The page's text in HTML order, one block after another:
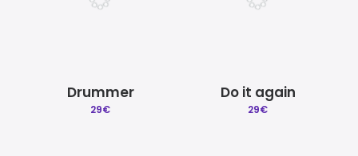
Drummer
29€
Do it again
29€